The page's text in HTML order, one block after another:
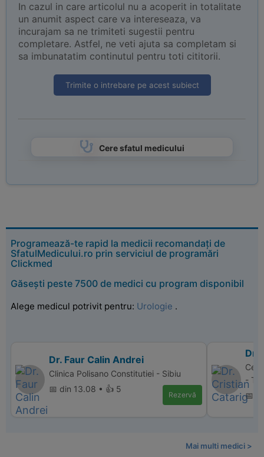
In cazul in care articolul nu a acoperit in totalitate
un anumit aspect care va intereseaza, va
incurajam sa ne trimiteti sugestii pentru
completare. Astfel, ne veti ajuta sa completam si
sa imbunatatim continutul pentru toti cititorii.
Trimite o intrebare pe acest subiect
Cere sfatul medicului
Programează-te rapid la medicii recomandați de
SfatulMedicului.ro prin serviciul de programări
Clickmed
Găsești peste 7500 de medici cu program disponibil
Alege medicul potrivit pentru: Urologie .
Dr. Faur Calin Andrei
Clinica Polisano Constitutiei - Sibiu
📅 din 13.08 • 👍 5
Rezervă
Dr.
-
📅
Mai multi medici >